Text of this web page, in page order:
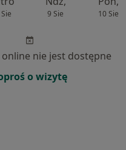
9 Sie 10 Sie
nie jest dostępne
o wizytę